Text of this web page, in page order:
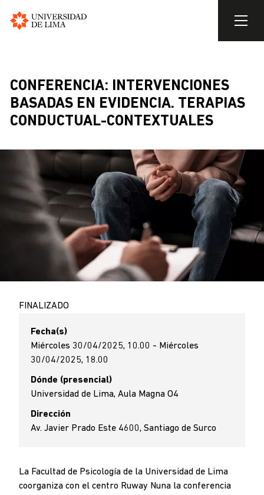
contenido
principal
CONFERENCIA: INTERVENCIONES
BASADAS EN EVIDENCIA. TERAPIAS
CONDUCTUAL-CONTEXTUALES
FINALIZADO
Fecha(s)
Miércoles 30/04/2025, 10.00 - Miércoles
30/04/2025, 18.00
Dónde (presencial)
Universidad de Lima, Aula Magna O4
Dirección
Av. Javier Prado Este 4600, Santiago de Surco
La Facultad de Psicología de la Universidad de Lima
coorganiza con el centro Ruway Nuna la conferencia